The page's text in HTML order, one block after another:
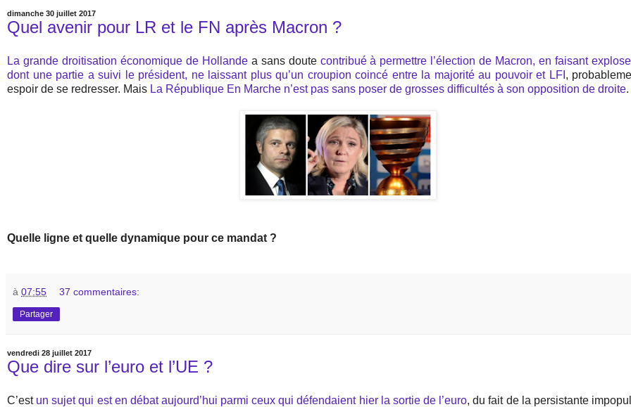
dimanche 30 juillet 2017
Quel avenir pour LR et le FN après Macron ?
La grande droitisation économique de Hollandea sans doute contribué à permettre l’élection de Macron, en faisant
dont une partie a suivi le président, ne laissant plus qu’un croupion coincé entre la majorité au pouvoir et LFI ,
espoir de se redresser. Mais La République En Marche n’est pas sans poser de grosses difficultés à son opposition de droite.
Quelle ligne et quelle dynamique pour ce mandat ?
à 07:55 37 commentaires:
Partager
vendredi 28 juillet 2017
Que dire sur l’euro et l’UE ?
C’est un sujet qui est en débat aujourd’hui parmi ceux qui défendaient hier la sortie de l’euro, du fait de la persistante